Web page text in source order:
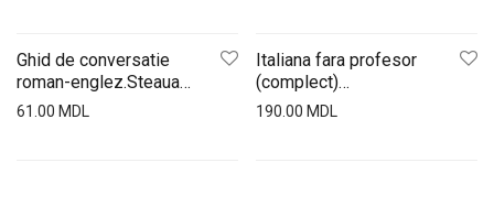
Ghid de conversatie
roman-englez.Steaua
Nordului
61.00 MDL
Italiana fara profesor
(complect)
ed.St.Nordului
190.00 MDL